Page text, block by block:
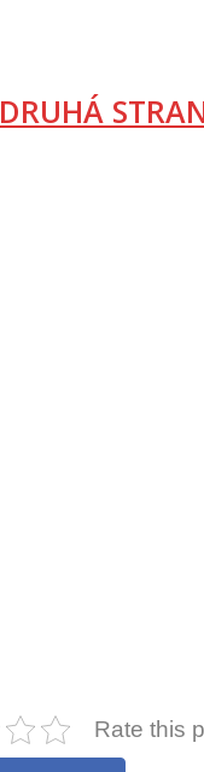
DRUHÁ
Rate this